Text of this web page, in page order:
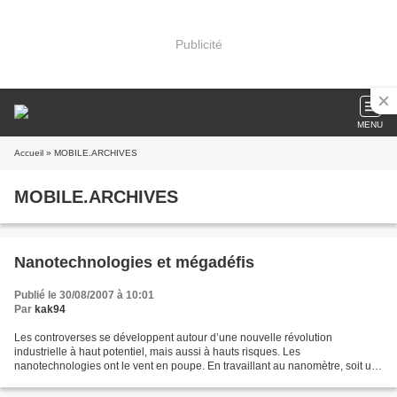
Publicité
MENU
Accueil » MOBILE.ARCHIVES
MOBILE.ARCHIVES
Nanotechnologies et mégadéfis
Publié le 30/08/2007 à 10:01
Par kak94
Les controverses se développent autour d’une nouvelle révolution
industrielle à haut potentiel, mais aussi à hauts risques. Les
nanotechnologies ont le vent en poupe. En travaillant au nanomètre, soit un